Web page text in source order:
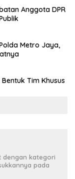
Anggota DPR
Metro Jaya,
Tim Khusus
dengan kategori
pada